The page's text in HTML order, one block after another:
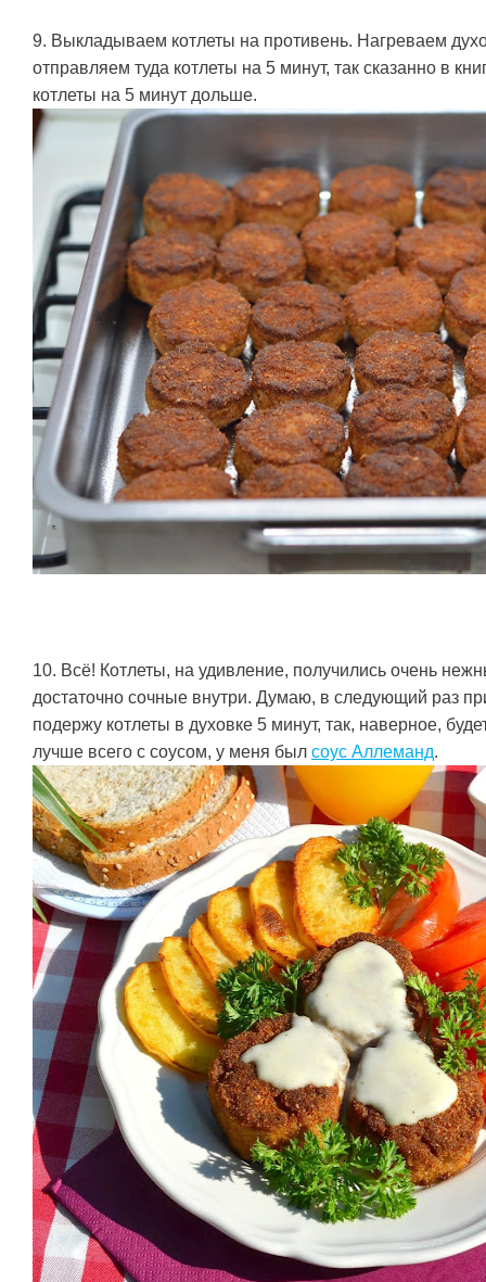
9. Выкладываем котлеты на противень. Нагреваем
отправляем туда котлеты на 5 минут, так сказанно в
котлеты на 5 минут дольше.
10. Всё! Котлеты, на удивление, получились очень
достаточно сочные внутри. Думаю, в следующий раз
подержу котлеты в духовке 5 минут, так, наверное,
лучше всего с соусом, у меня был соус Аллеманд.